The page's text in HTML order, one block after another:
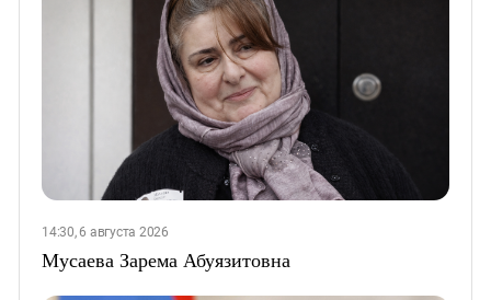
14:30, 6 августа 2026
Мусаева Зарема Абуязитовна